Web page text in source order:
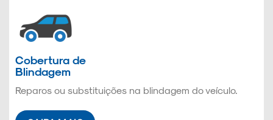
Cobertura de
Blindagem
Reparos ou substituições na blindagem do veículo.